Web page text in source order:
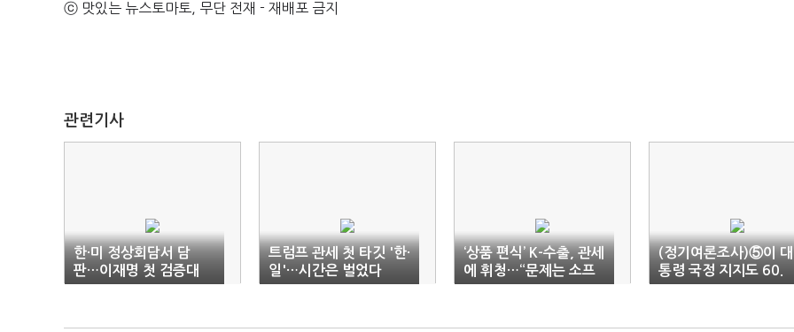
ⓒ 맛있는 뉴스토마토, 무단 전재 - 재배포 금지
관련기사
한·미 정상회담서 담
판…이재명 첫 검증대
트럼프 관세 첫 타깃 '한·
일'…시간은 벌었다
‘상품 편식’ K-수출, 관세
에 휘청…“문제는 소프
트머니”
(정기여론조사)⑤이 대
통령 국정 지지도 60.
2%…2030은 과제